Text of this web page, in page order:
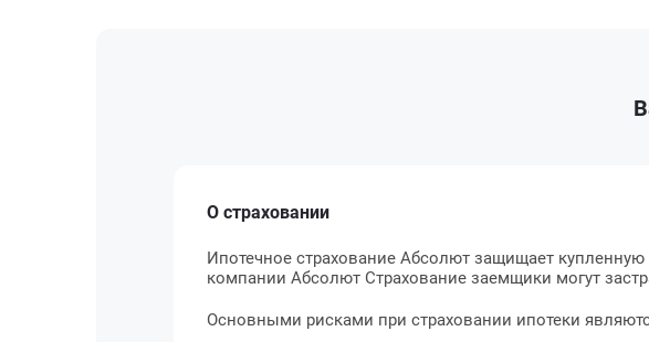
О страховании
Ипотечное страхование Абсолют защищает
компании Абсолют Страхование заемщики могут
Основными рисками при страховании ипотеки